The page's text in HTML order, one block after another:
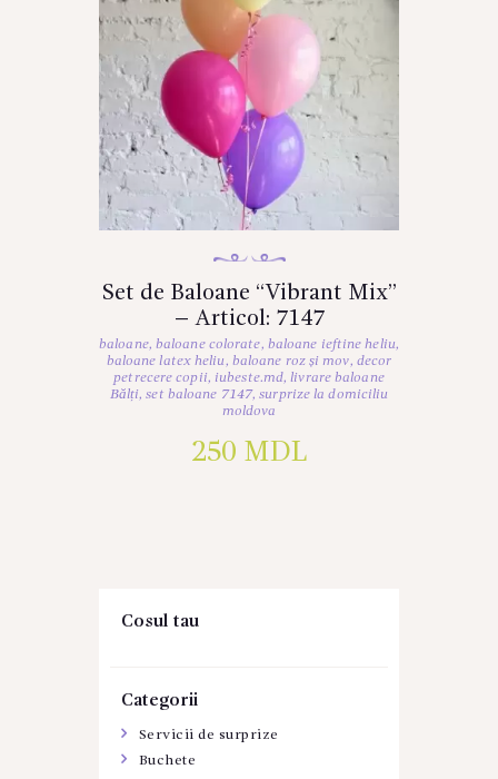
Set de Baloane “Vibrant Mix”
– Articol: 7147
baloane, baloane colorate, baloane ieftine heliu,
baloane latex heliu, baloane roz și mov, decor
petrecere copii, iubeste.md,livrare baloane
Bălți,set baloane 7147,surprize la domiciliu
moldova
250 MDL
Cosul tau
Categorii
Servicii de surprize
Buchete